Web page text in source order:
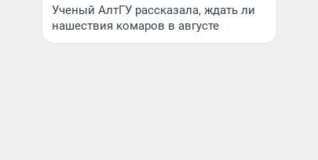
Ученый АлтГУ рассказала, ждать ли
нашествия комаров в августе